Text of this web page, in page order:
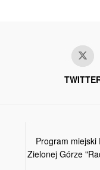
Program miejski
Zielonej Górze